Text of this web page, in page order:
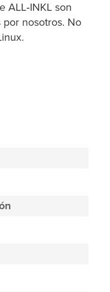
ALL‑INKL son
por nosotros. No